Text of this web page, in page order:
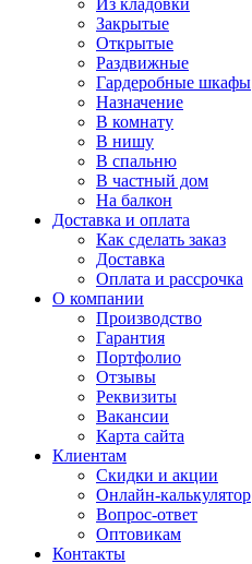
Из кладовки
Закрытые
Открытые
Раздвижные
Гардеробные шкафы
Назначение
В комнату
В нишу
В спальню
В частный дом
На балкон
Доставка и оплата
Как сделать заказ
Доставка
Оплата и рассрочка
О компании
Производство
Гарантия
Портфолио
Отзывы
Реквизиты
Вакансии
Карта сайта
Клиентам
Скидки и акции
Онлайн-калькулятор
Вопрос-ответ
Оптовикам
Контакты